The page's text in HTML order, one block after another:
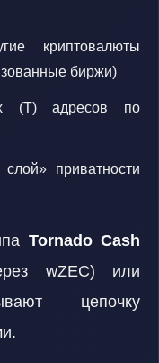
криптовалюты
биржи)
(T) адресов по
приватности
Tornado Cash
wZEC) или
цепочку